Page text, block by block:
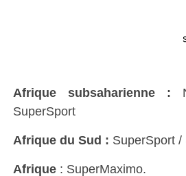
Afrique subsaharienne :
SuperSport
Afrique du Sud : SuperSport /
Afrique : SuperMaximo.